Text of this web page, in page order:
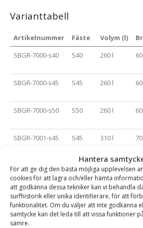
Hantera
För att ge dig den bästa möjliga upplevelsen
cookies för att lagra och/eller hämta
att godkänna dessa tekniker kan vi behandla
surfhistorik eller unika identifierare, för att
funktionalitet. Om du väljer att inte godkänna
samtycke kan det leda till att vissa funktioner
sämre.
Varianttabell
Artikelnummer Fäste Volym (l)
SBGR-7000-s40
S40 260 l
SBGR-7000-s45 S45 260 l
SBGR-7000-s50 S50 260 l
SBGR-7001-s45 S45 310 l
SBGR-7001-s50 S50 310 l
SBGR-7002-s45 S45 320 l
SBGR-7002-s50